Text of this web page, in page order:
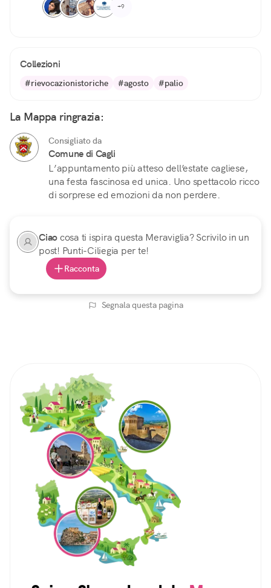
+9
Collezioni
#rievocazionistoriche #agosto #palio
La Mappa ringrazia:
Consigliato da
Comune di Cagli
L’appuntamento più atteso dell’estate cagliese,
una festa fascinosa ed unica. Uno spettacolo ricco
di sorprese ed emozioni da non perdere.
Ciaocosa ti ispira questa Meraviglia? Scrivilo in un
post! Punti-Ciliegia per te!
Racconta
Segnala questa pagina